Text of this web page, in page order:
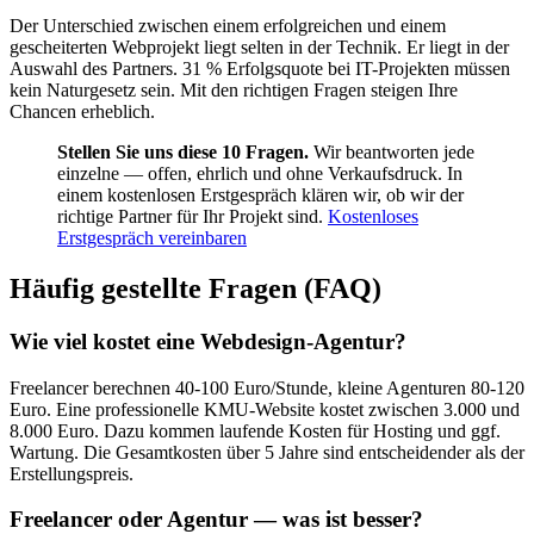
Der Unterschied zwischen einem erfolgreichen und einem
gescheiterten Webprojekt liegt selten in der Technik. Er liegt in der
Auswahl des Partners. 31 % Erfolgsquote bei IT-Projekten müssen
kein Naturgesetz sein. Mit den richtigen Fragen steigen Ihre
Chancen erheblich.
Stellen Sie uns diese 10 Fragen. Wir beantworten jede
einzelne — offen, ehrlich und ohne Verkaufsdruck. In
einem kostenlosen Erstgespräch klären wir, ob wir der
richtige Partner für Ihr Projekt sind. Kostenloses
Erstgespräch vereinbaren
Häufig gestellte Fragen (FAQ)
Wie viel kostet eine Webdesign-Agentur?
Freelancer berechnen 40-100 Euro/Stunde, kleine Agenturen 80-120
Euro. Eine professionelle KMU-Website kostet zwischen 3.000 und
8.000 Euro. Dazu kommen laufende Kosten für Hosting und ggf.
Wartung. Die Gesamtkosten über 5 Jahre sind entscheidender als der
Erstellungspreis.
Freelancer oder Agentur — was ist besser?